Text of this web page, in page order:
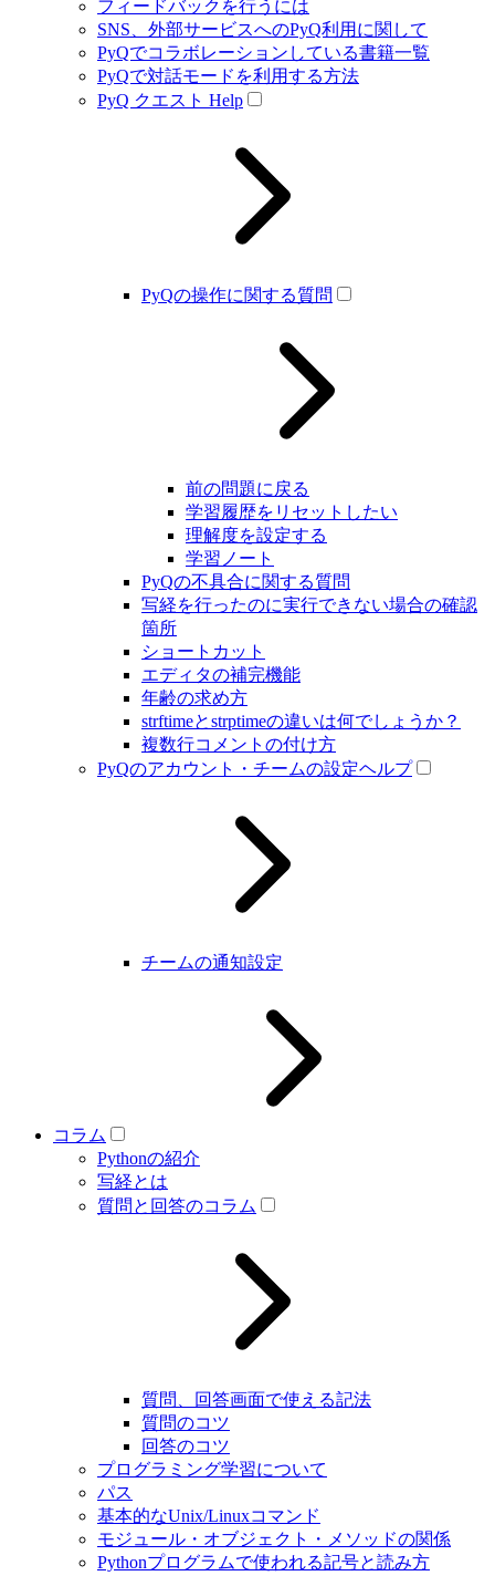
フィードバックを行うには
SNS、外部サービスへのPyQ利用に関して
PyQでコラボレーションしている書籍一覧
PyQで対話モードを利用する方法
PyQ クエスト Help
PyQの操作に関する質問
前の問題に戻る
学習履歴をリセットしたい
理解度を設定する
学習ノート
PyQの不具合に関する質問
写経を行ったのに実行できない場合の確認
箇所
ショートカット
エディタの補完機能
年齢の求め方
strftimeとstrptimeの違いは何でしょうか？
複数行コメントの付け方
PyQのアカウント・チームの設定ヘルプ
チームの通知設定
コラム
Pythonの紹介
写経とは
質問と回答のコラム
質問、回答画面で使える記法
質問のコツ
回答のコツ
プログラミング学習について
パス
基本的なUnix/Linuxコマンド
モジュール・オブジェクト・メソッドの関係
Pythonプログラムで使われる記号と読み方